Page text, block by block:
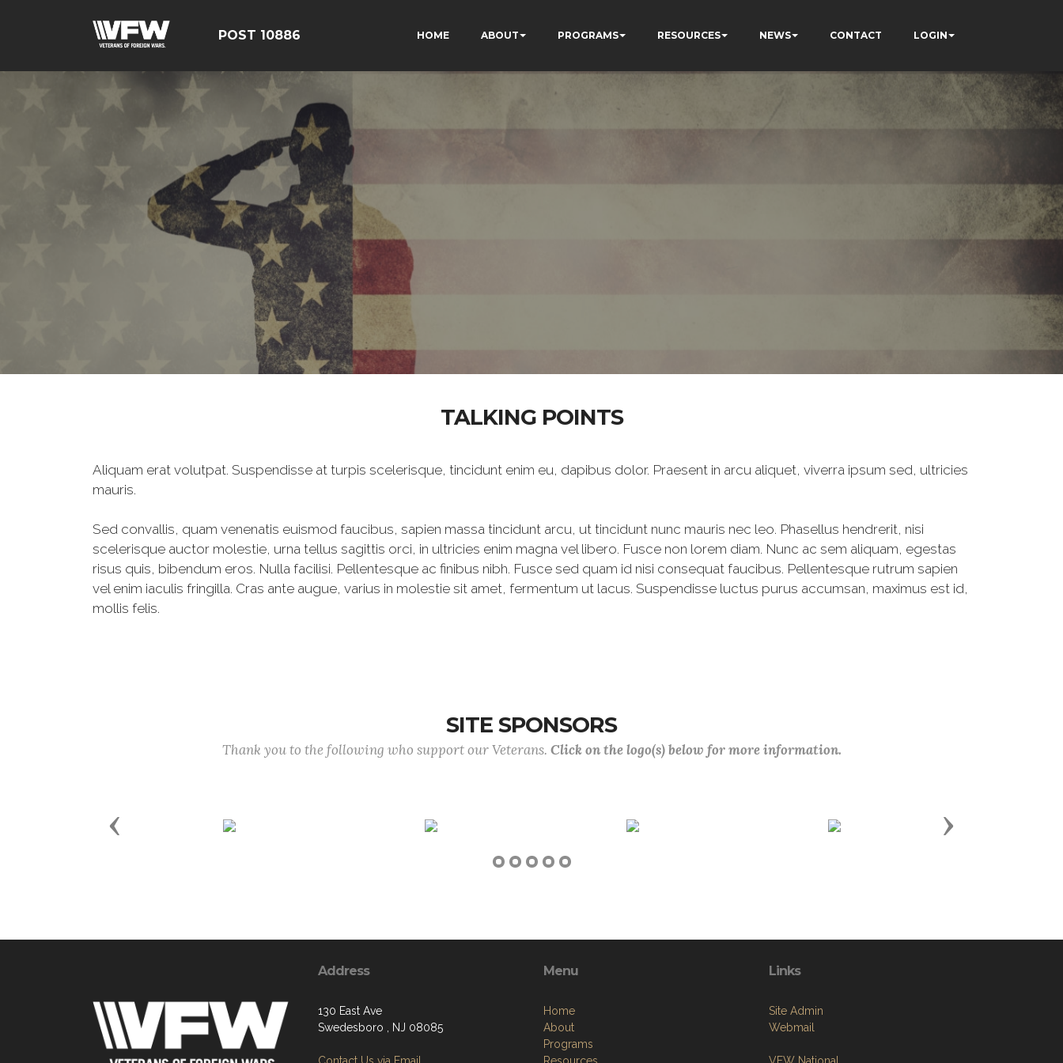
POST 10886 HOME ABOUT PROGRAMS RESOURCES NEWS CONTACT LOGIN
TALKING POINTS
Aliquam erat volutpat. Suspendisse at turpis scelerisque, tincidunt enim eu, dapibus dolor. Praesent in arcu aliquet, viverra ipsum sed, ultricies
mauris.
Sed convallis, quam venenatis euismod faucibus, sapien massa tincidunt arcu, ut tincidunt nunc mauris nec leo. Phasellus hendrerit, nisi
scelerisque auctor molestie, urna tellus sagittis orci, in ultricies enim magna vel libero. Fusce non lorem diam. Nunc ac sem aliquam, egestas
risus quis, bibendum eros. Nulla facilisi. Pellentesque ac finibus nibh. Fusce sed quam id nisi consequat faucibus. Pellentesque rutrum sapien
vel enim iaculis fringilla. Cras ante augue, varius in molestie sit amet, fermentum ut lacus. Suspendisse luctus purus accumsan, maximus est id,
mollis felis.
SITE SPONSORS
Thank you to the following who support our Veterans. Click on the logo(s) below for more information.
Previous Next
Address
130 East Ave
Swedesboro , NJ 08085
Menu
Home
About
Programs
Links
Site Admin
Webmail